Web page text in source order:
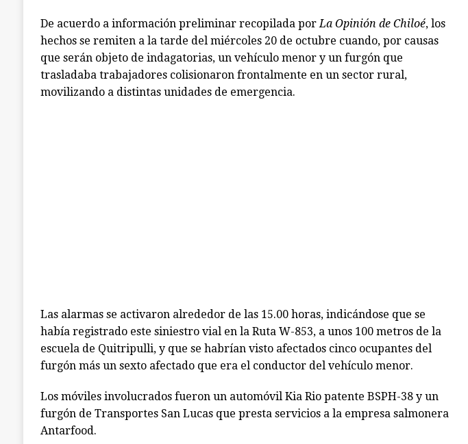
De acuerdo a información preliminar recopilada porLa Opinión de Chiloé, los
hechos se remiten a la tarde del miércoles 20 de octubre cuando, por causas
que serán objeto de indagatorias, un vehículo menor y un furgón que
trasladaba trabajadores colisionaron frontalmente en un sector rural,
movilizando a distintas unidades de emergencia.
Las alarmas se activaron alrededor de las 15.00 horas, indicándose que se
había registrado este siniestro vial en la Ruta W-853, a unos 100 metros de la
escuela de Quitripulli, y que se habrían visto afectados cinco ocupantes del
furgón más un sexto afectado que era el conductor del vehículo menor.
Los móviles involucrados fueron un automóvil Kia Rio patente BSPH-38 y un
furgón de Transportes San Lucas que presta servicios a la empresa salmonera
Antarfood.